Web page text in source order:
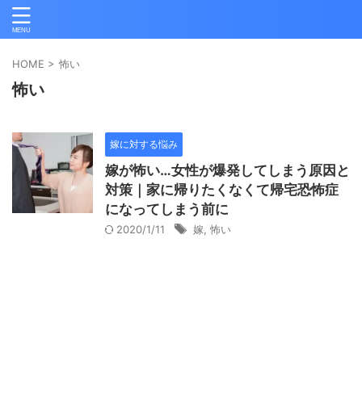
HOME > 怖い
怖い
嫁に対する悩み
嫁が怖い…女性が爆発してしまう原因と
対策｜家に帰りたくなくて帰宅恐怖症
になってしまう前に
2020/1/11 嫁 怖い